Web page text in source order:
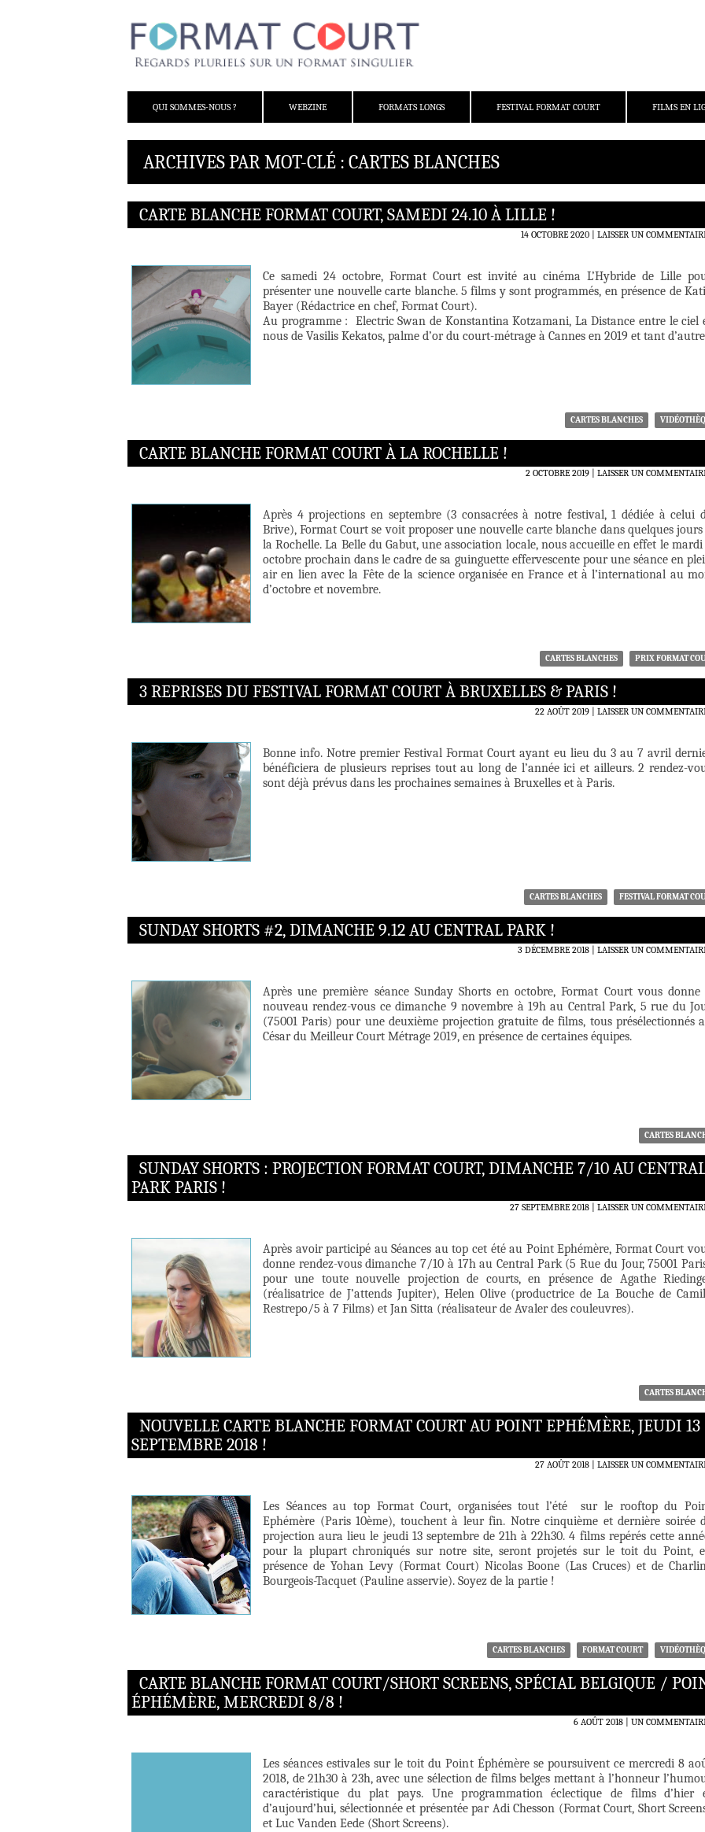
QUI SOMMES-NOUS ?
WEBZINE FORMATS LONGS FESTIVAL FORMAT COURT FILMS EN
ARCHIVES PAR MOT-CLÉ : CARTES BLANCHES
CARTE BLANCHE FORMAT COURT, SAMEDI 24.10 À LILLE !
14 OCTOBRE 2020 LAISSER UN
Ce samedi 24 octobre, Format Court est invité au cinéma L’Hybride de Lille
présenter une nouvelle carte blanche. 5 films y sont programmés, en présence de
Bayer (Rédactrice en chef, Format Court).
Au programme : Electric Swan de Konstantina Kotzamani, La Distance entre le ciel
nous de Vasilis Kekatos, palme d’or du court-métrage à Cannes en 2019 et tant
CARTES BLANCHES
CARTE BLANCHE FORMAT COURT À LA ROCHELLE !
2 OCTOBRE 2019 LAISSER UN
Après 4 projections en septembre (3 consacrées à notre festival, 1 dédiée à celui
Brive), Format Court se voit proposer une nouvelle carte blanche dans quelques jours
la Rochelle. La Belle du Gabut, une association locale, nous accueille en effet le mardi
octobre prochain dans le cadre de sa guinguette effervescente pour une séance en
air en lien avec la Fête de la science organisée en France et à l’international au
d’octobre et novembre.
CARTES BLANCHES PRIX FORMAT
3 REPRISES DU FESTIVAL FORMAT COURT À BRUXELLES & PARIS !
22 AOÛT 2019 LAISSER UN
Bonne info. Notre premier Festival Format Court ayant eu lieu du 3 au 7 avril
bénéficiera de plusieurs reprises tout au long de l’année ici et ailleurs. 2 rendez-
sont déjà prévus dans les prochaines semaines à Bruxelles et à Paris.
CARTES BLANCHES FESTIVAL FORMAT
SUNDAY SHORTS #2, DIMANCHE 9.12 AU CENTRAL PARK !
3 DÉCEMBRE 2018 LAISSER UN
Après une première séance Sunday Shorts en octobre, Format Court vous donne
nouveau rendez-vous ce dimanche 9 novembre à 19h au Central Park, 5 rue du
(75001 Paris) pour une deuxième projection gratuite de films, tous présélectionnés
César du Meilleur Court Métrage 2019, en présence de certaines équipes.
CARTES
SUNDAY SHORTS : PROJECTION FORMAT COURT, DIMANCHE 7/10 AU
PARK PARIS !
27 SEPTEMBRE 2018 LAISSER UN
Après avoir participé au Séances au top cet été au Point Ephémère, Format Court
donne rendez-vous dimanche 7/10 à 17h au Central Park (5 Rue du Jour, 75001
pour une toute nouvelle projection de courts, en présence de Agathe
(réalisatrice de J’attends Jupiter), Helen Olive (productrice de La Bouche de
Restrepo/5 à 7 Films) et Jan Sitta (réalisateur de Avaler des couleuvres).
CARTES
NOUVELLE CARTE BLANCHE FORMAT COURT AU POINT EPHÉMÈRE, JEUDI 13
SEPTEMBRE 2018 !
27 AOÛT 2018 LAISSER UN
Les Séances au top Format Court, organisées tout l’été sur le rooftop du
Ephémère (Paris 10ème), touchent à leur fin. Notre cinquième et dernière soirée
projection aura lieu le jeudi 13 septembre de 21h à 22h30. 4 films repérés cette
pour la plupart chroniqués sur notre site, seront projetés sur le toit du Point,
présence de Yohan Levy (Format Court) Nicolas Boone (Las Cruces) et de
Bourgeois-Tacquet (Pauline asservie). Soyez de la partie !
CARTES BLANCHES FORMAT COURT
CARTE BLANCHE FORMAT COURT/SHORT SCREENS, SPÉCIAL BELGIQUE /
ÉPHÉMÈRE, MERCREDI 8/8 !
6 AOÛT 2018 UN
Les séances estivales sur le toit du Point Éphémère se poursuivent ce mercredi 8
2018, de 21h30 à 23h, avec une sélection de films belges mettant à l’honneur
caractéristique du plat pays. Une programmation éclectique de films d’hier
d’aujourd’hui, sélectionnée et présentée par Adi Chesson (Format Court, Short
et Luc Vanden Eede (Short Screens).